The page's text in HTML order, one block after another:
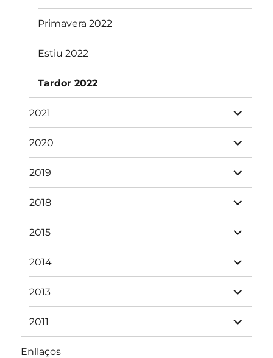
Primavera 2022
Estiu 2022
Tardor 2022
2021
amplia
el
menú
fill
2020
amplia
el
menú
fill
2019
amplia
el
menú
fill
2018
amplia
el
menú
fill
2015
amplia
el
menú
fill
2014
amplia
el
menú
fill
2013
amplia
el
menú
fill
2011
amplia
el
menú
Enllaços